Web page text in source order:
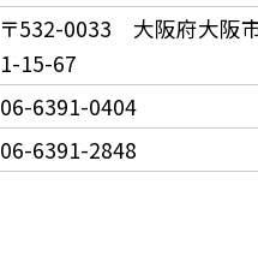
〒532-0033 大阪府大阪
1-15-67
06-6391-0404
06-6391-2848